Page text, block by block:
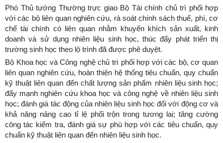
Phó Thủ tướng Thường trực giao Bộ Tài chính chủ trì phối hợp
với các bộ liên quan nghiên cứu, rà soát chính sách thuế, phí, cơ
chế tài chính có liên quan nhằm khuyến khích sản xuất, kinh
doanh và sử dụng nhiên liệu sinh học, thúc đẩy phát triển thị
trường sinh học theo lộ trình đã được phê duyệt.
Bộ Khoa học và Công nghệ chủ trì phối hợp với các bộ, cơ quan
liên quan nghiên cứu, hoàn thiện hệ thống tiêu chuẩn, quy chuẩn
kỹ thuật liên quan đến chất lượng sản phẩm nhiên liệu sinh học;
đẩy mạnh nghiên cứu khoa học và công nghệ về nhiên liệu sinh
học; đánh giá tác động của nhiên liệu sinh học đối với động cơ và
khả năng nâng cao tỉ lệ phối trộn trong tương lai; tăng cường
công tác kiểm tra, đánh giá sự phù hợp với các tiêu chuẩn, quy
chuẩn kỹ thuật liên quan đến nhiên liệu sinh học.